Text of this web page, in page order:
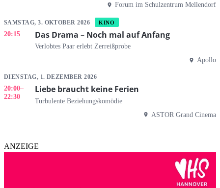
Forum im Schulzentrum Mellendorf
SAMSTAG, 3. OKTOBER 2026 KINO
20:15 Das Drama – Noch mal auf Anfang
Verlobtes Paar erlebt Zerreißprobe
Apollo
DIENSTAG, 1. DEZEMBER 2026
20:00–
22:30
Liebe braucht keine Ferien
Turbulente Beziehungskomödie
ASTOR Grand Cinema
ANZEIGE